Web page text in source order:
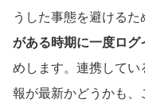
うした事態を避けるた
がある時期に一度ログ
めします。連携して
報が最新かどうかも、